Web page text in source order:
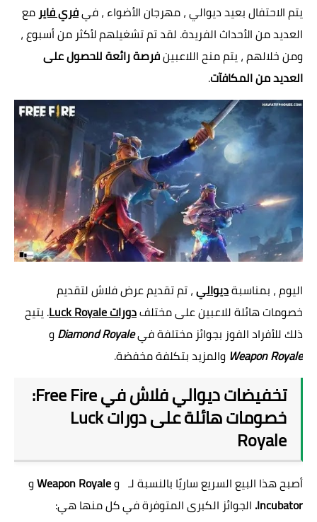
يتم الاحتفال بعيد ديوالي ، مهرجان الأضواء ، فيفري فاير مع
العديد من الأحداث الفريدة. لقد تم تشغيلهم لأكثر من أسبوع ،
ومن خلالهم ، يتم منح اللاعبينفرصة رائعة للحصول على
العديد من المكافآت.
اليوم ، بمناسبةديوالي، تم تقديم عرض فلاش لتقديم
خصومات هائلة للاعبين على مختلفدورات Luck Royale
. يتيح
ذلك للأفراد الفوز بجوائز مختلفة فيDiamond Royale
و
Weapon Royale والمزيد بتكلفة مخفضة.
تخفيضات ديوالي فلاش في Free Fire:
خصومات هائلة على دورات Luck
Royale
أصبح هذا البيع السريع ساريًا بالنسبة لـ وWeapon Royaleو
Incubator. الجوائز الكبرى المتوفرة في كل منها هي: